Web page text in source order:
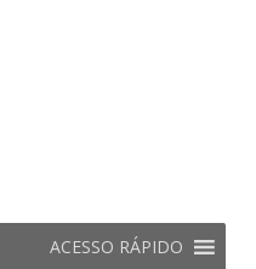
ACESSO RÁPIDO